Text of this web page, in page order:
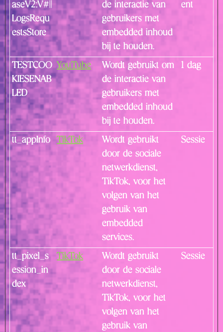
aseV2:V#||
LogsRequ
estsStore
de interactie van
gebruikers met
embedded inhoud
bij te houden.
ent
TESTCOO
KIESENAB
LED
YouTube
Wordt gebruikt om
de interactie van
gebruikers met
embedded inhoud
bij te houden.
1 dag
tt_appInfo TikTok
Wordt gebruikt
door de sociale
netwerkdienst,
TikTok, voor het
volgen van het
gebruik van
embedded
services.
Sessie
tt_pixel_s
ession_in
dex
TikTok
Wordt gebruikt
door de sociale
netwerkdienst,
TikTok, voor het
volgen van het
gebruik van
Sessie